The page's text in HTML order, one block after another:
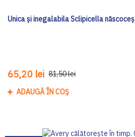
Unica și inegalabila Sclipicella
65,20 lei 81,50 lei
ADAUGĂ ÎN COȘ